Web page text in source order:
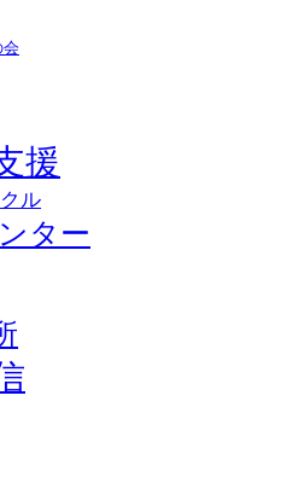
会
援
ル
ター